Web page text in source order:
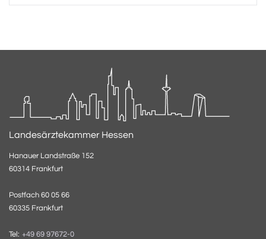
Landesärztekammer Hessen
Hanauer Landstraße 152
60314 Frankfurt
Postfach 60 05 66
60335 Frankfurt
Tel: +49 69 97672-0